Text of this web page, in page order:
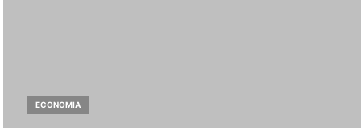
ECONOMIA